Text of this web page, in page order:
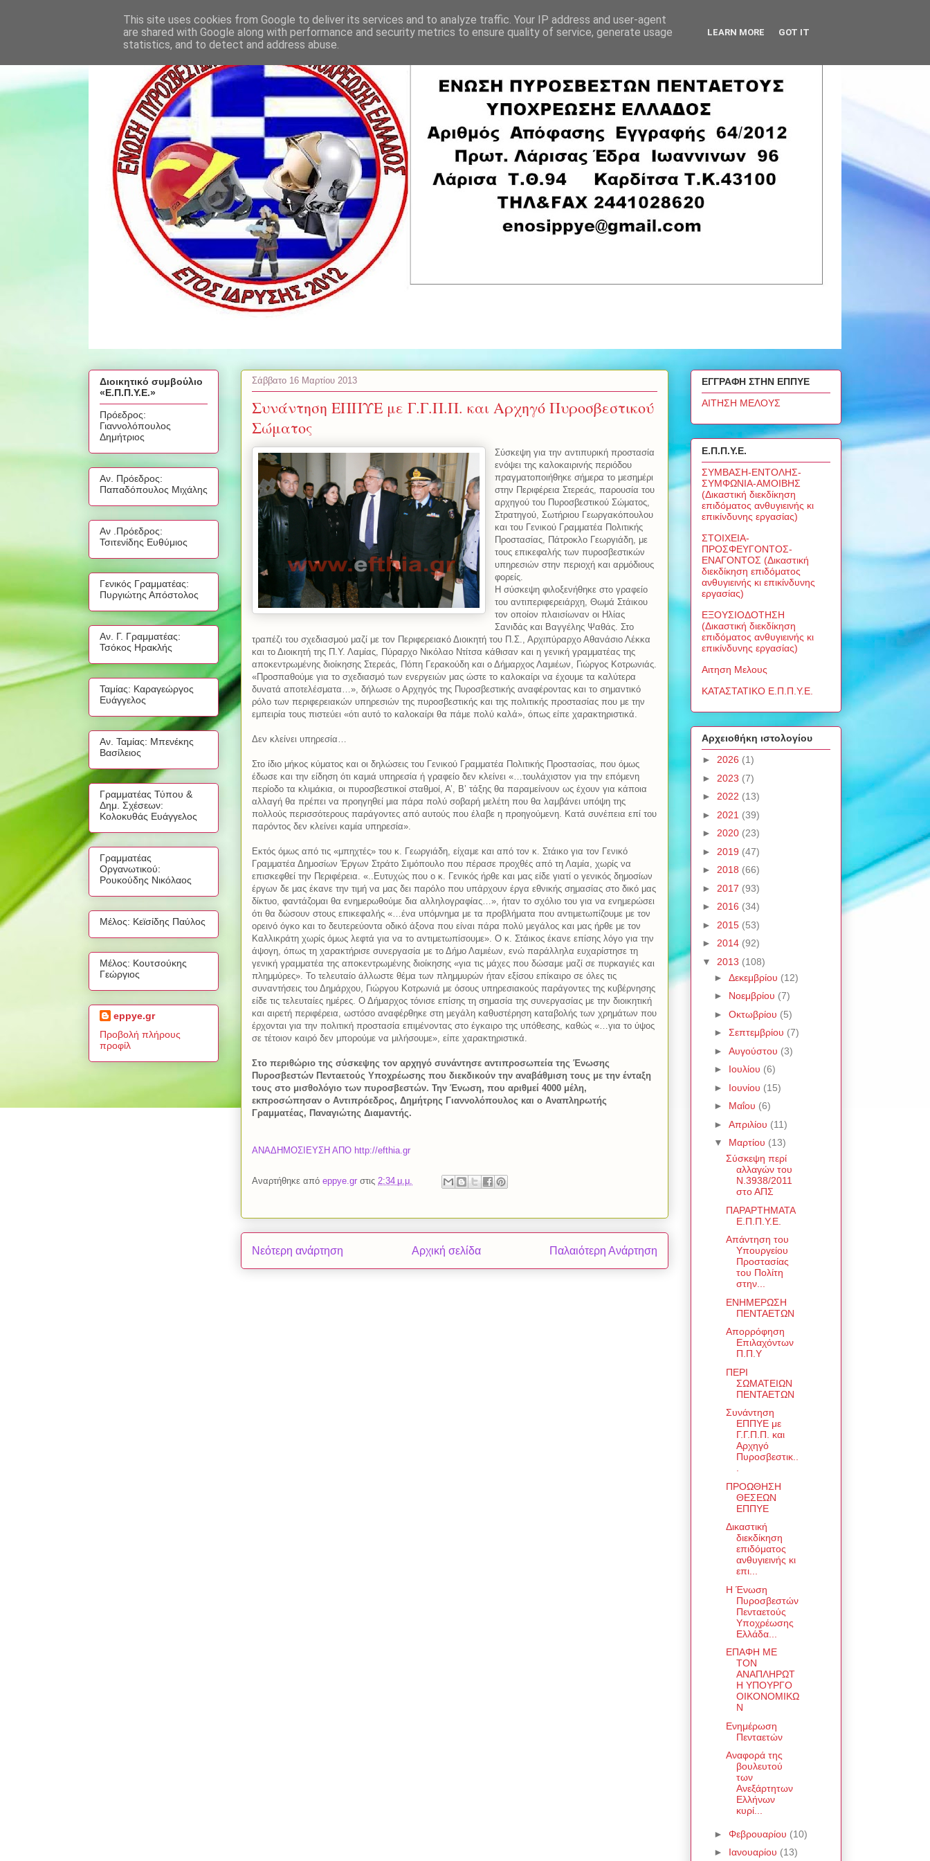
Σάββατο 16 Μαρτίου 2013
Συνάντηση ΕΠΠΥΕ με Γ.Γ.Π.Π. και Αρχηγό Πυροσβεστικού
Σώματος
Σύσκεψη για την αντιπυρική προστασία
ενόψει της καλοκαιρινής περιόδου
πραγματοποιήθηκε σήμερα το μεσημέρι
στην Περιφέρεια Στερεάς, παρουσία του
αρχηγού του Πυροσβεστικού Σώματος,
Στρατηγού, Σωτήριου Γεωργακόπουλου
και του Γενικού Γραμματέα Πολιτικής
Προστασίας, Πάτροκλο Γεωργιάδη, με
τους επικεφαλής των πυροσβεστικών
υπηρεσιών στην περιοχή και αρμόδιους
φορείς.
Η σύσκεψη φιλοξενήθηκε στο γραφείο
του αντιπεριφερειάρχη, Θωμά Στάικου
τον οποίον πλαισίωναν οι Ηλίας
Σανιδάς και Βαγγέλης Ψαθάς. Στο
τραπέζι του σχεδιασμού μαζί με τον Περιφερειακό Διοικητή του Π.Σ., Αρχιπύραρχο Αθανάσιο Λέκκα
και το Διοικητή της Π.Υ. Λαμίας, Πύραρχο Νικόλαο Ντίτσα κάθισαν και η γενική γραμματέας της
αποκεντρωμένης διοίκησης Στερεάς, Πόπη Γερακούδη και ο Δήμαρχος Λαμιέων, Γιώργος Κοτρωνιάς.
«Προσπαθούμε για το σχεδιασμό των ενεργειών μας ώστε το καλοκαίρι να έχουμε τα καλύτερα
δυνατά αποτελέσματα…», δήλωσε ο Αρχηγός της Πυροσβεστικής αναφέροντας και το σημαντικό
ρόλο των περιφερειακών υπηρεσιών της πυροσβεστικής και της πολιτικής προστασίας που με την
εμπειρία τους πιστεύει «ότι αυτό το καλοκαίρι θα πάμε πολύ καλά», όπως είπε χαρακτηριστικά.
Δεν κλείνει υπηρεσία…
Στο ίδιο μήκος κύματος και οι δηλώσεις του Γενικού Γραμματέα Πολιτικής Προστασίας, που όμως
έδωσε και την είδηση ότι καμιά υπηρεσία ή γραφείο δεν κλείνει «…τουλάχιστον για την επόμενη
περίοδο τα κλιμάκια, οι πυροσβεστικοί σταθμοί, Α’, Β’ τάξης θα παραμείνουν ως έχουν για κάποια
αλλαγή θα πρέπει να προηγηθεί μια πάρα πολύ σοβαρή μελέτη που θα λαμβάνει υπόψη της
πολλούς περισσότερους παράγοντες από αυτούς που έλαβε η προηγούμενη. Κατά συνέπεια επί του
παρόντος δεν κλείνει καμία υπηρεσία».
Εκτός όμως από τις «μπηχτές» του κ. Γεωργιάδη, είχαμε και από τον κ. Στάικο για τον Γενικό
Γραμματέα Δημοσίων Έργων Στράτο Σιμόπουλο που πέρασε προχθές από τη Λαμία, χωρίς να
επισκεφθεί την Περιφέρεια. «..Ευτυχώς που ο κ. Γενικός ήρθε και μας είδε γιατί ο γενικός δημοσίων
έργων δε μας έκανε την τιμή να μας δει παρόλο που υπάρχουν έργα εθνικής σημασίας στο δικό μας
δίκτυο, φαντάζομαι θα ενημερωθούμε δια αλληλογραφίας…», ήταν το σχόλιο του για να ενημερώσει
ότι θα δώσουν στους επικεφαλής «…ένα υπόμνημα με τα προβλήματα που αντιμετωπίζουμε με τον
ορεινό όγκο και το δευτερεύοντα οδικό άξονα που είναι πάρα πολύ μεγάλος και μας ήρθε με τον
Καλλικράτη χωρίς όμως λεφτά για να το αντιμετωπίσουμε». Ο κ. Στάικος έκανε επίσης λόγο για την
άψογη, όπως τη χαρακτήρισε συνεργασία με το Δήμο Λαμιέων, ενώ παράλληλα ευχαρίστησε τη
γενική γραμματέα της αποκεντρωμένης διοίκησης «για τις μάχες που δώσαμε μαζί σε πυρκαγιές και
πλημμύρες». Το τελευταίο άλλωστε θέμα των πλημμυρών ήταν εξίσου επίκαιρο σε όλες τις
συναντήσεις του Δημάρχου, Γιώργου Κοτρωνιά με όσους υπηρεσιακούς παράγοντες της κυβέρνησης
είδε τις τελευταίες ημέρες. Ο Δήμαρχος τόνισε επίσης τη σημασία της συνεργασίας με την διοικητική
και αιρετή περιφέρεια, ωστόσο αναφέρθηκε στη μεγάλη καθυστέρηση καταβολής των χρημάτων που
έρχονται για την πολιτική προστασία επιμένοντας στο έγκαιρο της υπόθεσης, καθώς «…για το ύψος
σε τέτοιον καιρό δεν μπορούμε να μιλήσουμε», είπε χαρακτηριστικά.
Στο περιθώριο της σύσκεψης τον αρχηγό συνάντησε αντιπροσωπεία της Ένωσης
Πυροσβεστών Πενταετούς Υποχρέωσης που διεκδικούν την αναβάθμιση τους με την ένταξη
τους στο μισθολόγιο των πυροσβεστών. Την Ένωση, που αριθμεί 4000 μέλη,
εκπροσώπησαν ο Αντιπρόεδρος, Δημήτρης Γιαννολόπουλος και ο Αναπληρωτής
Γραμματέας, Παναγιώτης Διαμαντής.
ΑΝΑΔΗΜΟΣΙΕΥΣΗ ΑΠΟ http://efthia.gr
Αναρτήθηκε από eppye.gr στις 2:34 μ.μ.
Νεότερη ανάρτηση Παλαιότερη Ανάρτηση
Αρχική σελίδα
Διοικητικό συμβούλιο
«Ε.Π.Π.Υ.Ε.»
Πρόεδρος:
Γιαννολόπουλος
Δημήτριος
Αν. Πρόεδρος:
Παπαδόπουλος Μιχάλης
Αν .Πρόεδρος:
Τσιτενίδης Ευθύμιος
Γενικός Γραμματέας:
Πυργιώτης Απόστολος
Αν. Γ. Γραμματέας:
Τσόκος Ηρακλής
Ταμίας: Καραγεώργος
Ευάγγελος
Αν. Ταμίας: Μπενέκης
Βασίλειος
Γραμματέας Τύπου &
Δημ. Σχέσεων:
Κολοκυθάς Ευάγγελος
Γραμματέας
Οργανωτικού:
Ρουκούδης Νικόλαος
Μέλος: Κεϊσίδης Παύλος
Μέλος: Κουτσούκης
Γεώργιος
eppye.gr
Προβολή πλήρους
προφίλ
ΕΓΓΡΑΦΗ ΣΤΗΝ ΕΠΠΥΕ
ΑΙΤΗΣΗ ΜΕΛΟΥΣ
Ε.Π.Π.Υ.Ε.
ΣΥΜΒΑΣΗ-ΕΝΤΟΛΗΣ-
ΣΥΜΦΩΝΙΑ-ΑΜΟΙΒΗΣ
(Δικαστική διεκδίκηση
επιδόματος ανθυγιεινής κι
επικίνδυνης εργασίας)
ΣΤΟΙΧΕΙΑ-
ΠΡΟΣΦΕΥΓΟΝΤΟΣ-
ΕΝΑΓΟΝΤΟΣ (Δικαστική
διεκδίκηση επιδόματος
ανθυγιεινής κι επικίνδυνης
εργασίας)
ΕΞΟΥΣΙΟΔΟΤΗΣΗ
(Δικαστική διεκδίκηση
επιδόματος ανθυγιεινής κι
επικίνδυνης εργασίας)
Αιτηση Μελους
ΚΑΤΑΣΤΑΤΙΚΟ Ε.Π.Π.Υ.Ε.
Αρχειοθήκη ιστολογίου
► 2026 (1)
► 2023 (7)
► 2022 (13)
► 2021 (39)
► 2020 (23)
► 2019 (47)
► 2018 (66)
► 2017 (93)
► 2016 (34)
► 2015 (53)
► 2014 (92)
▼ 2013 (108)
► Δεκεμβρίου (12)
► Νοεμβρίου (7)
► Οκτωβρίου (5)
► Σεπτεμβρίου (7)
► Αυγούστου (3)
► Ιουλίου (6)
► Ιουνίου (15)
► Μαΐου (6)
► Απριλίου (11)
▼ Μαρτίου (13)
Σύσκεψη περί
αλλαγών του
Ν.3938/2011
στο ΑΠΣ
ΠΑΡΑΡΤΗΜΑΤΑ
Ε.Π.Π.Υ.Ε.
Απάντηση του
Υπουργείου
Προστασίας
του Πολίτη
στην...
ΕΝΗΜΕΡΩΣΗ
ΠΕΝΤΑΕΤΩΝ
Απορρόφηση
Επιλαχόντων
Π.Π.Υ
ΠΕΡΙ
ΣΩΜΑΤΕΙΩΝ
ΠΕΝΤΑΕΤΩΝ
Συνάντηση
ΕΠΠΥΕ με
Γ.Γ.Π.Π. και
Αρχηγό
Πυροσβεστικ..
ΠΡΟΩΘΗΣΗ
ΘΕΣΕΩΝ
ΕΠΠΥΕ
Δικαστική
διεκδίκηση
επιδόματος
ανθυγιεινής κι
επι...
Η Ένωση
Πυροσβεστών
Πενταετούς
Υποχρέωσης
Ελλάδα...
ΕΠΑΦΗ ΜΕ
ΤΟΝ
ΑΝΑΠΛΗΡΩΤ
Η ΥΠΟΥΡΓΟ
ΟΙΚΟΝΟΜΙΚΩ
Ν
Ενημέρωση
Πενταετών
Αναφορά της
βουλευτού
των
Ανεξάρτητων
Ελλήνων
κυρί...
► Φεβρουαρίου (10)
► Ιανουαρίου (13)
This site uses cookies from Google to deliver its services and to analyze traffic. Your IP address and user-agent
are shared with Google along with performance and security metrics to ensure quality of service, generate usage
statistics, and to detect and address abuse.
LEARN MORE GOT IT